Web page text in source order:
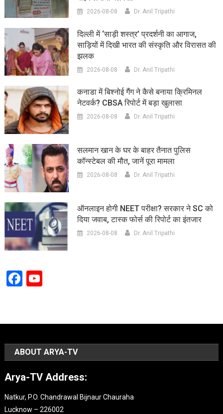
2026-08-08 Dr. Anil Tripathi
दिल्ली में ‘साड़ी शस्त्र’ प्रदर्शनी का आगाज,
साड़ियों में दिखी भारत की संस्कृति और विरासत की
झलक
2026-08-08 Dr. Anil Tripathi
कनाडा में बिश्नोई गैंग ने कैसे बनाया क्रिमिनल
नेटवर्क? CBSA रिपोर्ट में बड़ा खुलासा
2026-08-08 Dr. Anil Tripathi
सलमान खान के घर के बाहर तैनात पुलिस
कॉन्स्टेबल की मौत, जानें पूरा मामला
2026-08-08 Dr. Anil Tripathi
ऑनलाइन होगी NEET परीक्षा? सरकार ने SC को
दिया जवाब, टास्क फोर्स की रिपोर्ट का इंतजार
2026-08-08 Dr. Anil Tripathi
Facebook
YouTube
ABOUT ARYA-TV
Arya-TV Address:
Natkur, P.O. Chandrawal Bijnaur Chauraha
Lucknow – 226002